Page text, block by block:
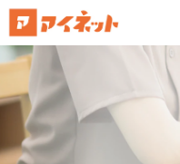
選ばれる理由
導入について